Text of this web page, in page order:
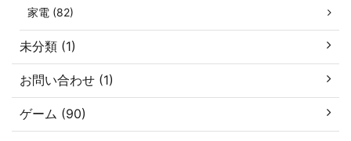
家電 (82)
未分類 (1)
お問い合わせ (1)
ゲーム (90)